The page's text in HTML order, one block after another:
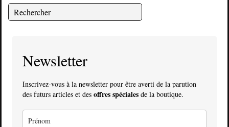
Newsletter
Inscrivez-vous à la newsletter pour être averti de la parution
des futurs articles et des offres spéciales de la boutique.